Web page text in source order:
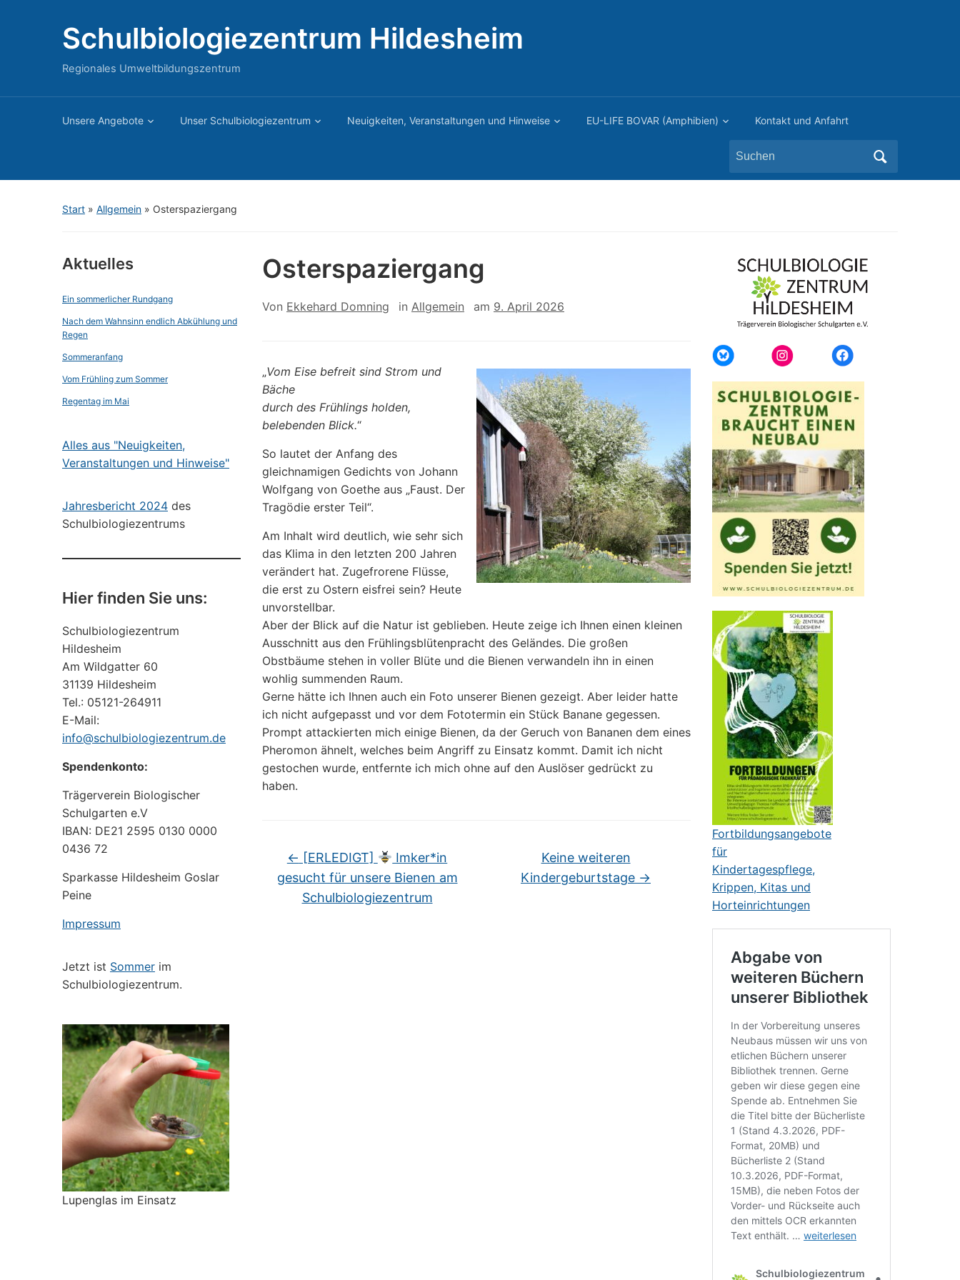
Schulbiologiezentrum Hildesheim
Regionales Umweltbildungszentrum
Unsere Angebote Unser Schulbiologiezentrum Neuigkeiten, Veranstaltungen und Hinweise EU-LIFE BOVAR (Amphibien) Kontakt und Anfahrt
Search
for:
Start » Allgemein » Osterspaziergang
Aktuelles
Ein sommerlicher Rundgang
Nach dem Wahnsinn endlich Abkühlung und
Regen
Sommeranfang
Vom Frühling zum Sommer
Regentag im Mai
Alles aus "Neuigkeiten,
Veranstaltungen und Hinweise"
Jahresbericht 2024 des
Schulbiologiezentrums
Hier finden Sie uns:
Schulbiologiezentrum
Hildesheim
Am Wildgatter 60
31139 Hildesheim
Tel.: 05121-264911
E-Mail:
info@schulbiologiezentrum.de
Spendenkonto:
Trägerverein Biologischer
Schulgarten e.V
IBAN: DE21 2595 0130 0000
0436 72
Sparkasse Hildesheim Goslar
Peine
Impressum
Jetzt ist Sommer im
Schulbiologiezentrum.
Lupenglas im Einsatz
Osterspaziergang
Von Ekkehard Domning in Allgemein am 9. April 2026
„Vom Eise befreit sind Strom und
Bäche
durch des Frühlings holden,
belebenden Blick.“
So lautet der Anfang des
gleichnamigen Gedichts von Johann
Wolfgang von Goethe aus „Faust. Der
Tragödie erster Teil“.
Am Inhalt wird deutlich, wie sehr sich
das Klima in den letzten 200 Jahren
verändert hat. Zugefrorene Flüsse,
die erst zu Ostern eisfrei sein? Heute
unvorstellbar.
Aber der Blick auf die Natur ist geblieben. Heute zeige ich Ihnen einen kleinen
Ausschnitt aus den Frühlingsblütenpracht des Geländes. Die großen
Obstbäume stehen in voller Blüte und die Bienen verwandeln ihn in einen
wohlig summenden Raum.
Gerne hätte ich Ihnen auch ein Foto unserer Bienen gezeigt. Aber leider hatte
ich nicht aufgepasst und vor dem Fototermin ein Stück Banane gegessen.
Prompt attackierten mich einige Bienen, da der Geruch von Bananen dem eines
Pheromon ähnelt, welches beim Angriff zu Einsatz kommt. Damit ich nicht
gestochen wurde, entfernte ich mich ohne auf den Auslöser gedrückt zu
haben.
← [ERLEDIGT]
Imker*in
gesucht für unsere Bienen am
Schulbiologiezentrum
Keine weiteren
Kindergeburtstage →
Fortbildungsangebote
für
Kindertagespflege,
Krippen, Kitas und
Horteinrichtungen